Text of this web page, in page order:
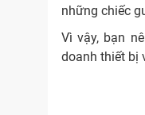
những chiếc
Vì vậy, bạn
doanh thiết bị